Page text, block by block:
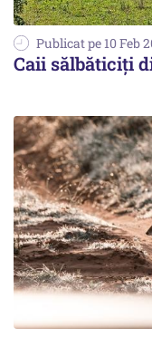
Publicat pe 10 Feb
Caii sălbăticiți